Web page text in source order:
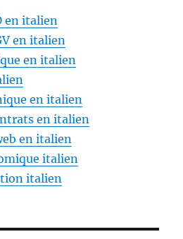
en italien
en italien
en italien
en italien
en italien
en italien
italien
italien